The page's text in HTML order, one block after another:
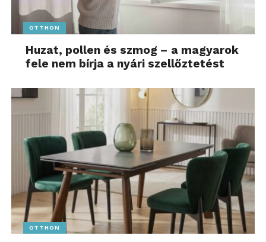
OTTHON
Huzat, pollen és szmog – a magyarok
fele nem bírja a nyári szellőztetést
OTTHON